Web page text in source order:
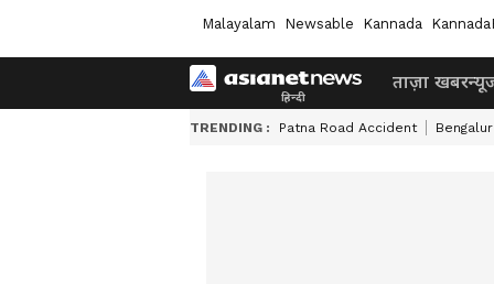
Malayalam Newsable Kannada
ताज़ा खबर
TRENDING : Patna Road Accident